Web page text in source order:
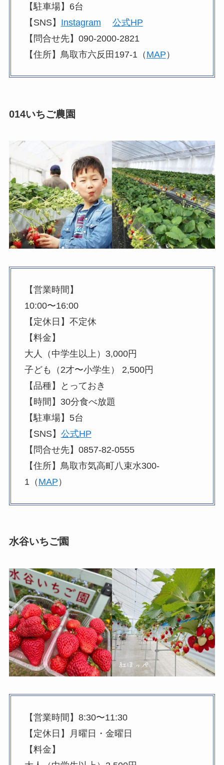
【駐車場】6台
【SNS】 Instagram
公式HP
【問合せ先】090-2000-2821
【住所】鳥取市六反田197-1（ MAP ）
014いちご農園
【営業時間】
10:00〜16:00
【定休日】不定休
【料金】
大人（中学生以上）3,000円
子ども（2才〜小学生） 2,500円
【品種】とっておき
【時間】30分食べ放題
【駐車場】5台
【SNS】 公式HP
【問合せ先】0857-82-0555
【住所】鳥取市気高町八束水300-
1（ MAP ）
水谷いちご園
【営業時間】8:30〜11:30
【定休日】月曜日・金曜日
【料金】